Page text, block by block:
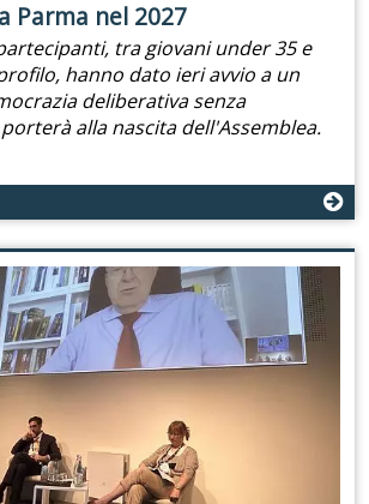
Parma nel 2027
tra giovani under 35 e
hanno dato ieri avvio a un
deliberativa senza
alla nascita dell'Assemblea.